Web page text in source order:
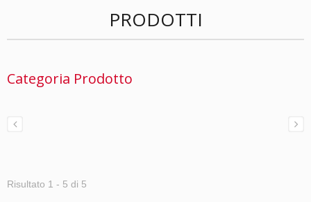
PRODOTTI
Categoria Prodotto
Risultato 1 - 5 di 5